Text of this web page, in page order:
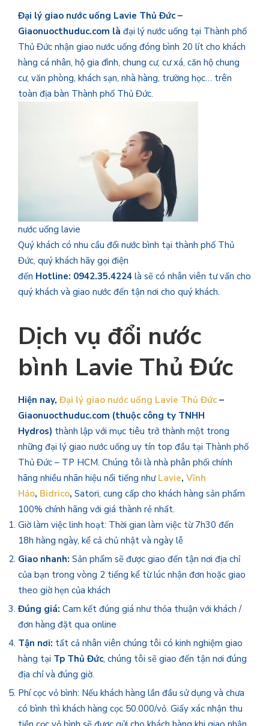
Đại lý giao nước uống Lavie Thủ Đức –
Giaonuocthuduc.com là đại lý nước uống tại Thành phố
Thủ Đức nhận giao nước uống đóng bình 20 lít cho khách
hàng cá nhân, hộ gia đình, chung cư, cư xá, căn hộ chung
cư, văn phòng, khách sạn, nhà hàng, trường học… trên
toàn địa bàn Thành phố Thủ Đức.
nước uống lavie
Quý khách có nhu cầu đổi nước bình tại thành phố Thủ
Đức, quý khách hãy gọi điện
đến Hotline: 0942.35.4224 là sẽ có nhân viên tư vấn cho
quý khách và giao nước đến tận nơi cho quý khách.
Dịch vụ đổi nước
bình Lavie Thủ Đức
Hiện nay,Đại lý giao nước uống Lavie Thủ Đức –
Giaonuocthuduc.com (thuộc công ty TNHH
Hydros) thành lập với mục tiêu trở thành một trong
những đại lý giao nước uống uy tín top đầu tại Thành phố
Thủ Đức – TP HCM. Chúng tôi là nhà phân phối chính
hãng nhiều nhãn hiệu nổi tiếng như Lavie, Vĩnh
Hảo, Bidrico, Satori, cung cấp cho khách hàng sản phẩm
100% chính hãng với giá thành rẻ nhất.
Giờ làm việc linh hoạt: Thời gian làm việc từ 7h30 đến
18h hàng ngày, kể cả chủ nhật và ngày lễ
Giao nhanh: Sản phẩm sẽ được giao đến tận nơi địa chỉ
của bạn trong vòng 2 tiếng kể từ lúc nhận đơn hoặc giao
theo giờ hẹn của khách
Đúng giá: Cam kết đúng giá như thỏa thuận với khách /
đơn hàng đặt qua online
Tận nơi: tất cả nhân viên chúng tôi có kinh nghiệm giao
hàng tại Tp Thủ Đức, chúng tôi sẽ giao đến tận nơi đúng
địa chỉ và đúng giờ.
Phí cọc vỏ bình: Nếu khách hàng lần đầu sử dụng và chưa
có bình thì khách hàng cọc 50.000/vỏ. Giấy xác nhận thu